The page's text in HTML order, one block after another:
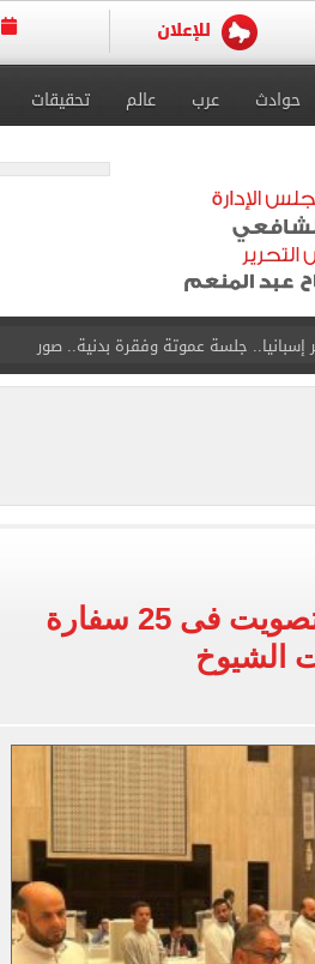
حوادث عرب عالم تحقيقات
جلسة عموتة وفقرة بدنية.. صور
لا يجعله مسؤولًا عن الجرائم المرتكبة به
مشاركة محمد صلاح
محمد صلاح
جمعة فى مران الأهلي تستحضر أمجاد الصخرة
الوطنية للانتخابات: انتهاء التصويت فى 25 سفارة